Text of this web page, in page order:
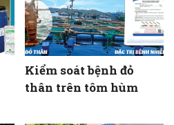
Kiểm soát bệnh đỏ
thân trên tôm hùm